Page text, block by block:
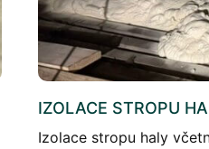
IZOLACE STROPU
Izolace stropu haly